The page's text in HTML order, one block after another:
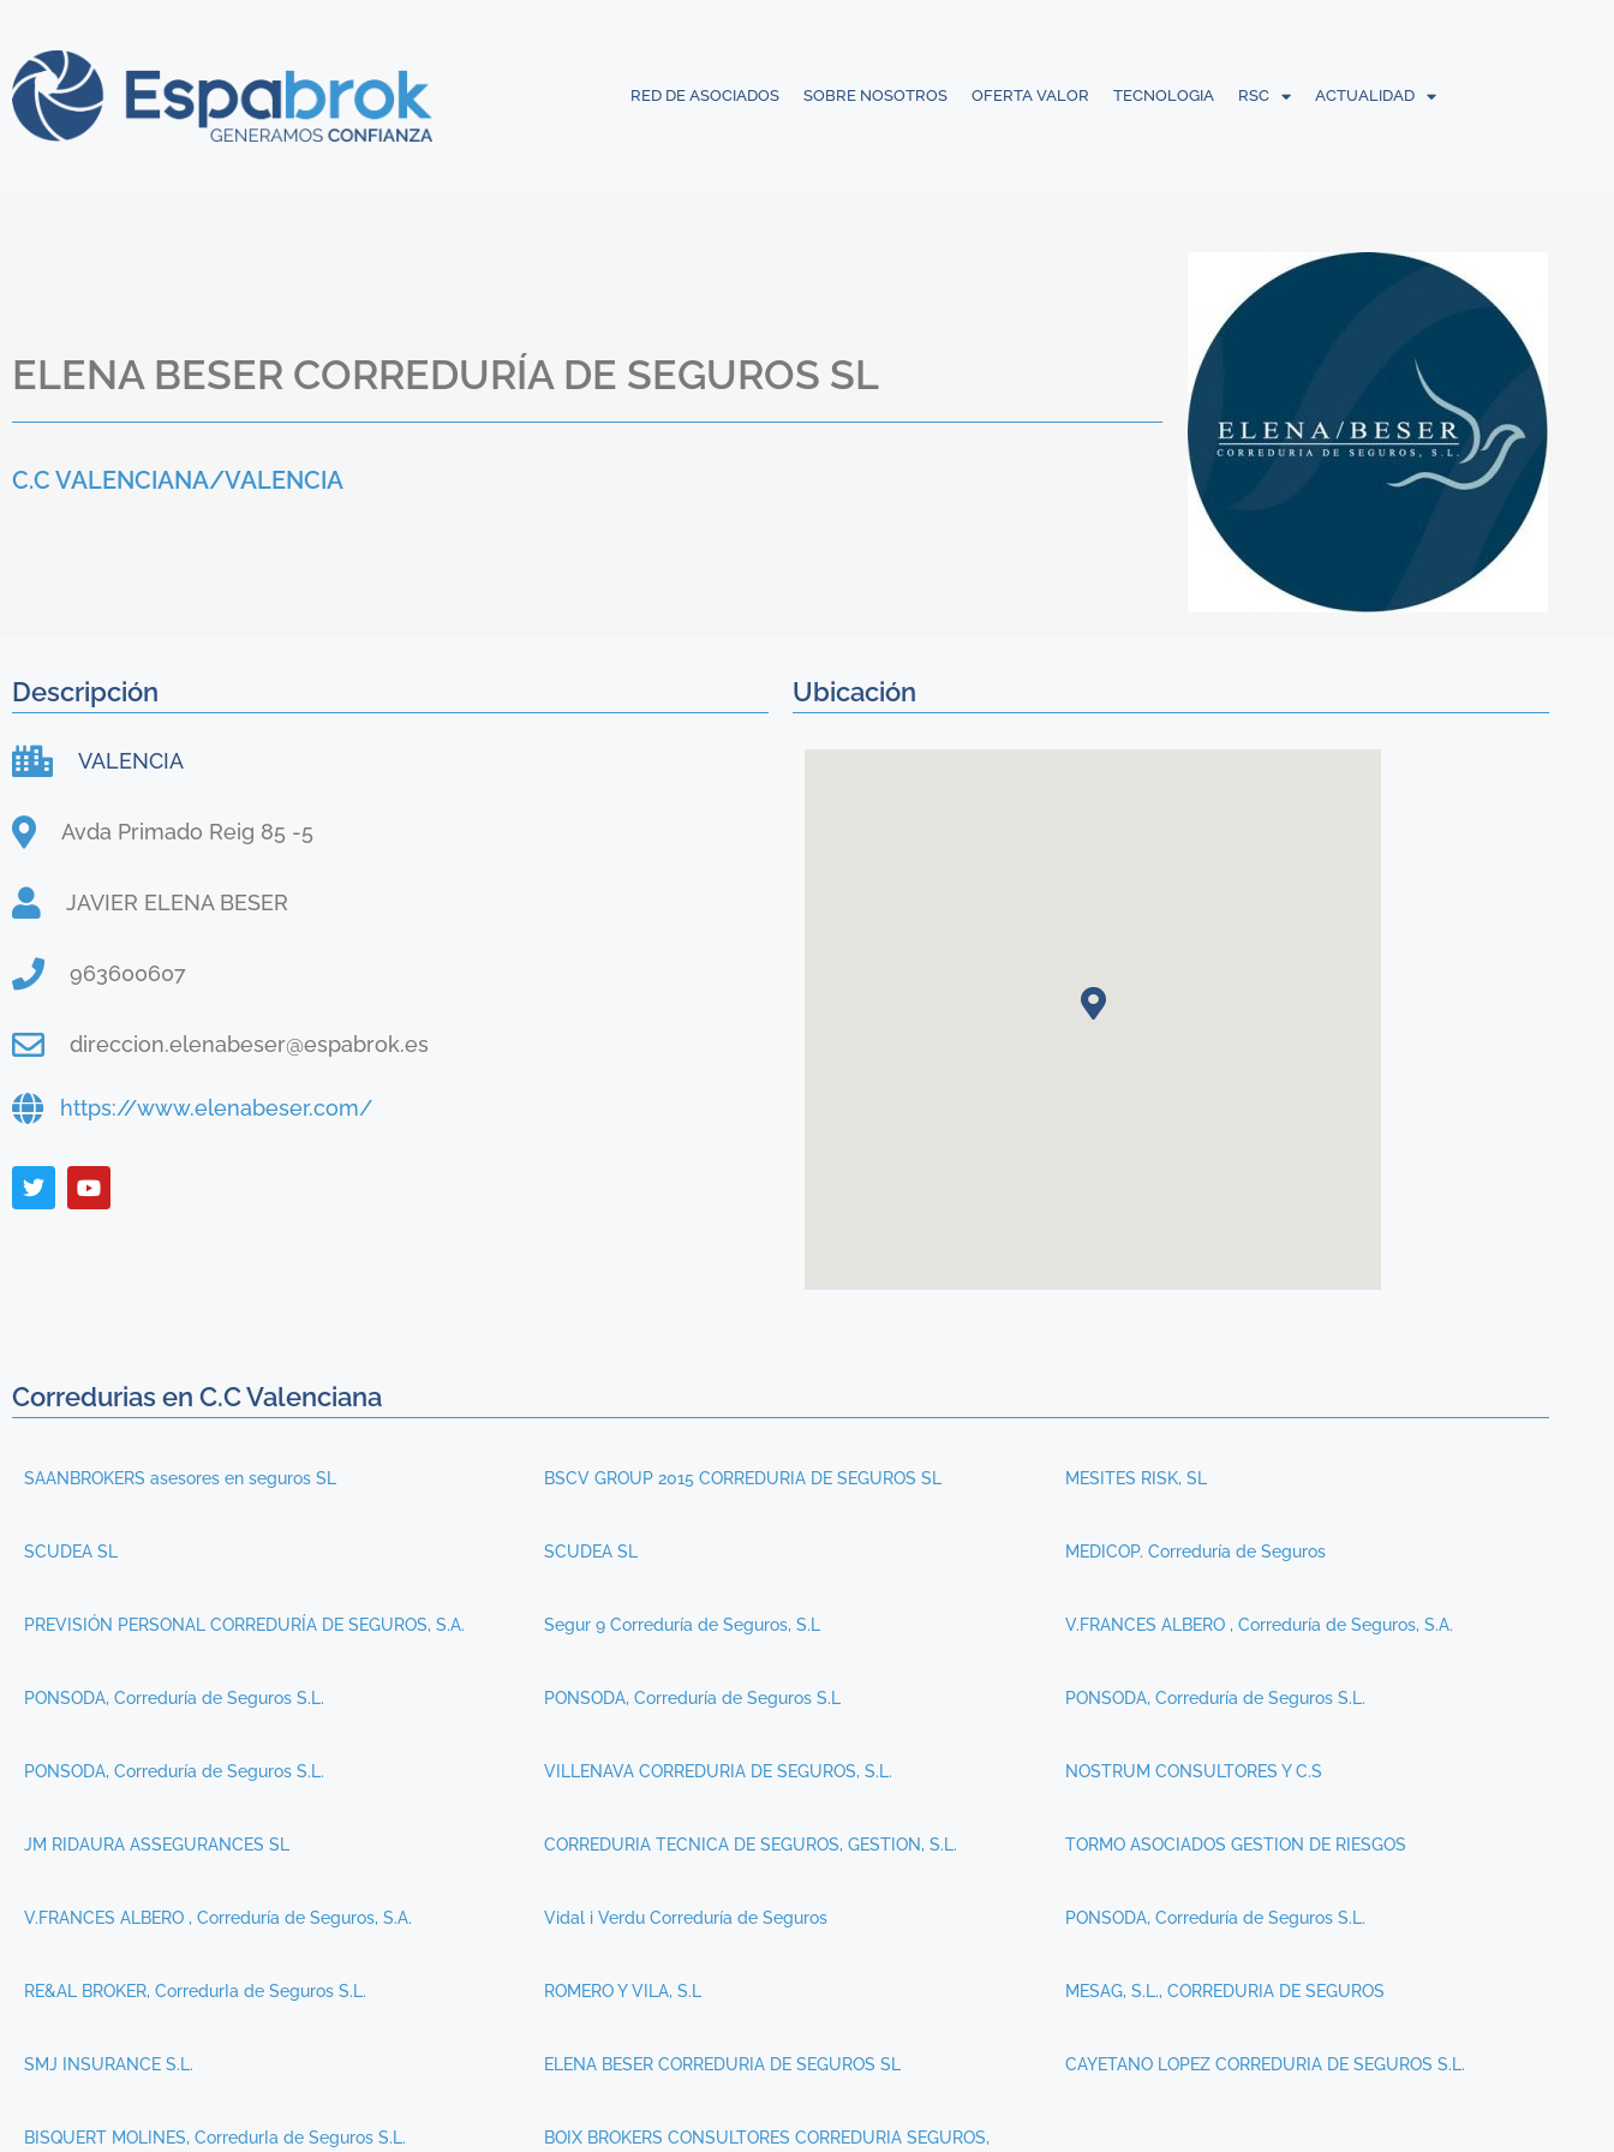
RED DE ASOCIADOS SOBRE NOSOTROS OFERTA VALOR TECNOLOGIA RSC ACTUALIDAD
ELENA BESER CORREDURÍA DE SEGUROS SL
C.C VALENCIANA/VALENCIA
Descripción
VALENCIA
Avda Primado Reig 85 -5
JAVIER ELENA BESER
963600607
direccion.elenabeser@espabrok.es
https://www.elenabeser.com/
Ubicación
Corredurias en C.C Valenciana
SAANBROKERS asesores en seguros SL BSCV GROUP 2015 CORREDURIA DE SEGUROS SL MESITES RISK, SL
SCUDEA SL SCUDEA SL MEDICOP. Correduría de Seguros
PREVISIÓN PERSONAL CORREDURÍA DE SEGUROS, S.A. Segur 9 Correduría de Seguros, S.L V.FRANCES ALBERO , Correduría de Seguros, S.A.
PONSODA, Correduría de Seguros S.L. PONSODA, Correduría de Seguros S.L PONSODA, Correduría de Seguros S.L.
PONSODA, Correduría de Seguros S.L. VILLENAVA CORREDURIA DE SEGUROS, S.L. NOSTRUM CONSULTORES Y C.S
JM RIDAURA ASSEGURANCES SL CORREDURIA TECNICA DE SEGUROS, GESTION, S.L. TORMO ASOCIADOS GESTION DE RIESGOS
V.FRANCES ALBERO , Correduría de Seguros, S.A. Vidal i Verdu Correduría de Seguros PONSODA, Correduría de Seguros S.L.
RE&AL BROKER, CorredurIa de Seguros S.L. ROMERO Y VILA, S.L MESAG, S.L., CORREDURIA DE SEGUROS
SMJ INSURANCE S.L. ELENA BESER CORREDURIA DE SEGUROS SL CAYETANO LOPEZ CORREDURIA DE SEGUROS S.L.
BISQUERT MOLINES, CorredurIa de Seguros S.L. BOIX BROKERS CONSULTORES CORREDURIA SEGUROS,